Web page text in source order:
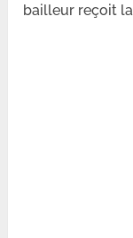
bailleur reçoit